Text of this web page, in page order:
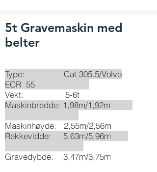
5t Gravemaskin med
belter
Type: Cat 305.5/Volvo
ECR 55
Vekt: 5-6t
Maskinbredde: 1,98m/1,92m
Maskinhøyde: 2,55m/2,56m
Rekkevidde: 5,63m/5,96m
Gravedybde: 3,47m/3,75m